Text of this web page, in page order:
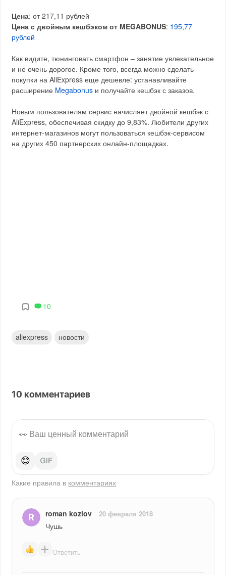
Цена: от 217,11 рублей
Цена с двойным кешбэком от MEGABONUS: 195,77
рублей
Как видите, тюнинговать смартфон – занятие увлекательное
и не очень дорогое. Кроме того, всегда можно сделать
покупки на AliExpress еще дешевле: устанавливайте
расширение Megabonus и получайте кешбэк с заказов.
Новым пользователям сервис начисляет двойной кешбэк с
AliExpress, обеспечивая скидку до 9,83%. Любители других
интернет-магазинов могут пользоваться кешбэк-сервисом
на других 450 партнерских онлайн-площадках.
10
aliexpress новости
10 комментариев
😊
Какие правила в комментариях
roman kozlov 20 февраля 2018
Чушь
Ответить